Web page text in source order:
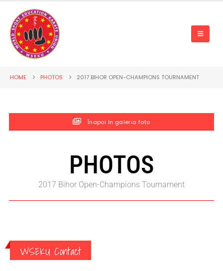
HOME PHOTOS 2017 BIHOR OPEN-CHAMPIONS TOURNAMENT
Înapoi în galeria foto
PHOTOS
2017 Bihor Open-Champions Tournament
WSEKU Contact